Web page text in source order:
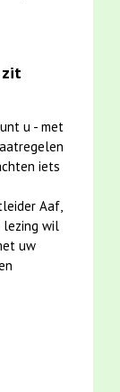
zit
u - met
iets
Aaf,
lezing wil
uw